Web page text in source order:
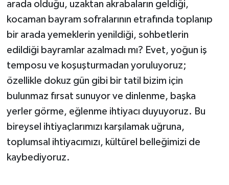
arada olduğu, uzaktan akrabaların geldiği,
kocaman bayram sofralarının etrafında toplanıp
bir arada yemeklerin yenildiği, sohbetlerin
edildiği bayramlar azalmadı mı? Evet, yoğun iş
temposu ve koşuşturmadan yoruluyoruz;
özellikle dokuz gün gibi bir tatil bizim için
bulunmaz fırsat sunuyor ve dinlenme, başka
yerler görme, eğlenme ihtiyacı duyuyoruz. Bu
bireysel ihtiyaçlarımızı karşılamak uğruna,
toplumsal ihtiyacımızı, kültürel belleğimizi de
kaybediyoruz.